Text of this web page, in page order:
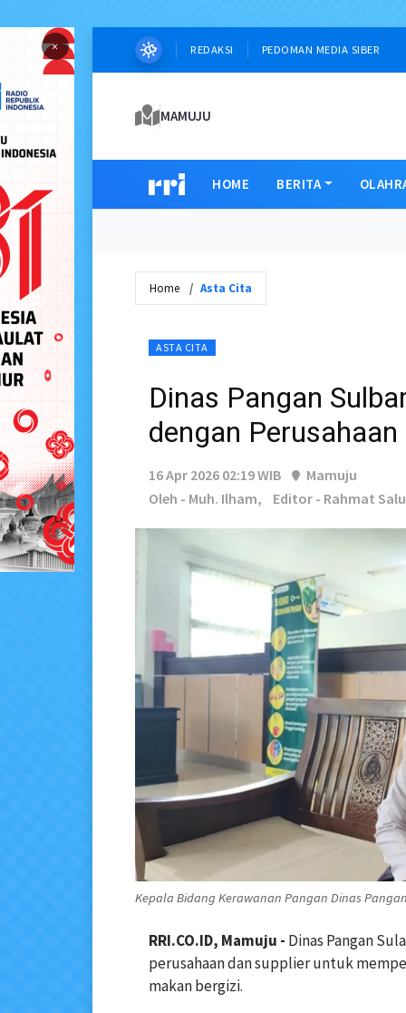
× REDAKSI PEDOMAN MEDIA SIBER
MAMUJU
HOME BERITA
Home Asta Cita
ASTA CITA
Dinas Pangan
dengan
16 Apr 2026 02:19 WIB
Mamuju
Oleh - Muh. Ilham,
Editor - Rahmat
Kepala Bidang Kerawanan Pangan Dinas
RRI.CO.ID, Mamuju - Dinas Pangan
perusahaan dan supplier untuk
makan bergizi.